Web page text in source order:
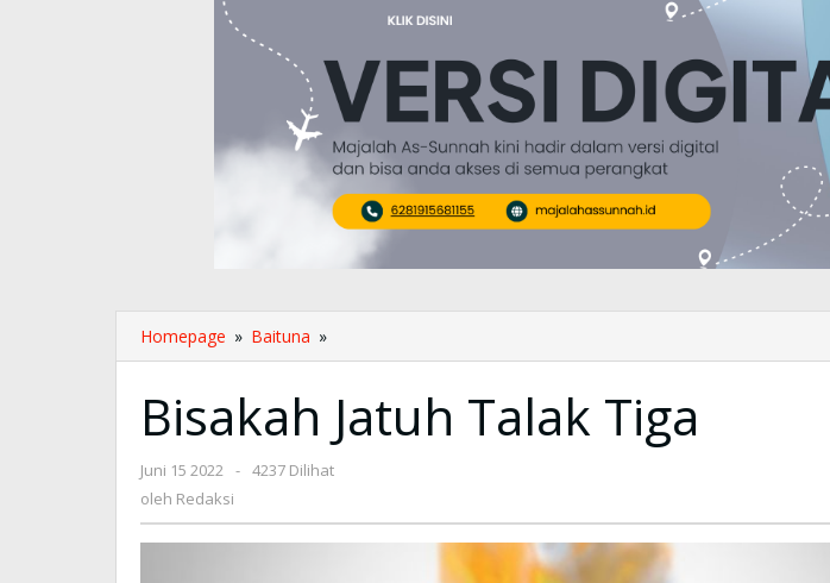
Homepage » Baituna »
Jatuh
Tiga
Bisakah Jatuh Talak Tiga
Juni 15 2022 oleh
- 4237 Dilihat
oleh Redaksi